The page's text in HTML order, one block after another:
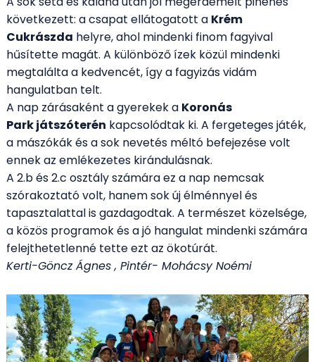
következett: a csapat ellátogatott a Krém
Cukrászda helyre, ahol mindenki finom fagyival
hűsítette magát. A különböző ízek közül mindenki
megtalálta a kedvencét, így a fagyizás vidám
hangulatban telt.
A nap zárásaként a gyerekek a Koronás
Park játszóterén kapcsolódtak ki. A fergeteges játék,
a mászókák és a sok nevetés méltó befejezése volt
ennek az emlékezetes kirándulásnak.
A 2.b és 2.c osztály számára ez a nap nemcsak
szórakoztató volt, hanem sok új élménnyel és
tapasztalattal is gazdagodtak. A természet közelsége,
a közös programok és a jó hangulat mindenki számára
felejthetetlenné tette ezt az ökotúrát.
Kerti-Göncz Ágnes , Pintér- Mohácsy Noémi